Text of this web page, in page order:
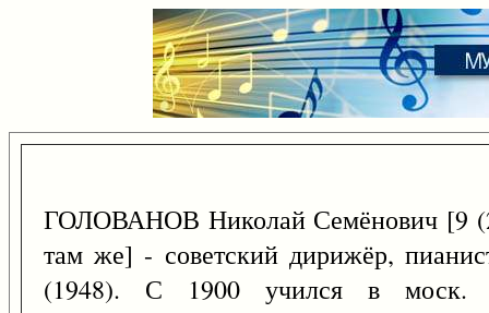
ГОЛОВАНОВ Николай Семёнович [9
там же] - советский дирижёр,
(1948). С 1900 учился в моск.